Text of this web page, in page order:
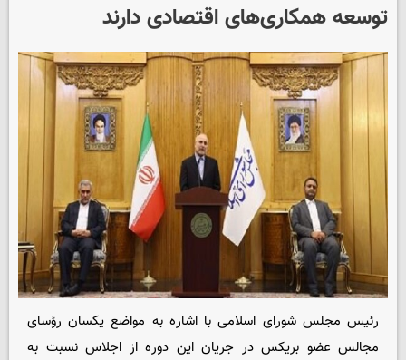
توسعه همکاری‌های اقتصادی دارند
رئیس مجلس شورای اسلامی با اشاره به مواضع یکسان رؤسای
مجالس عضو بریکس در جریان این دوره از اجلاس نسبت به